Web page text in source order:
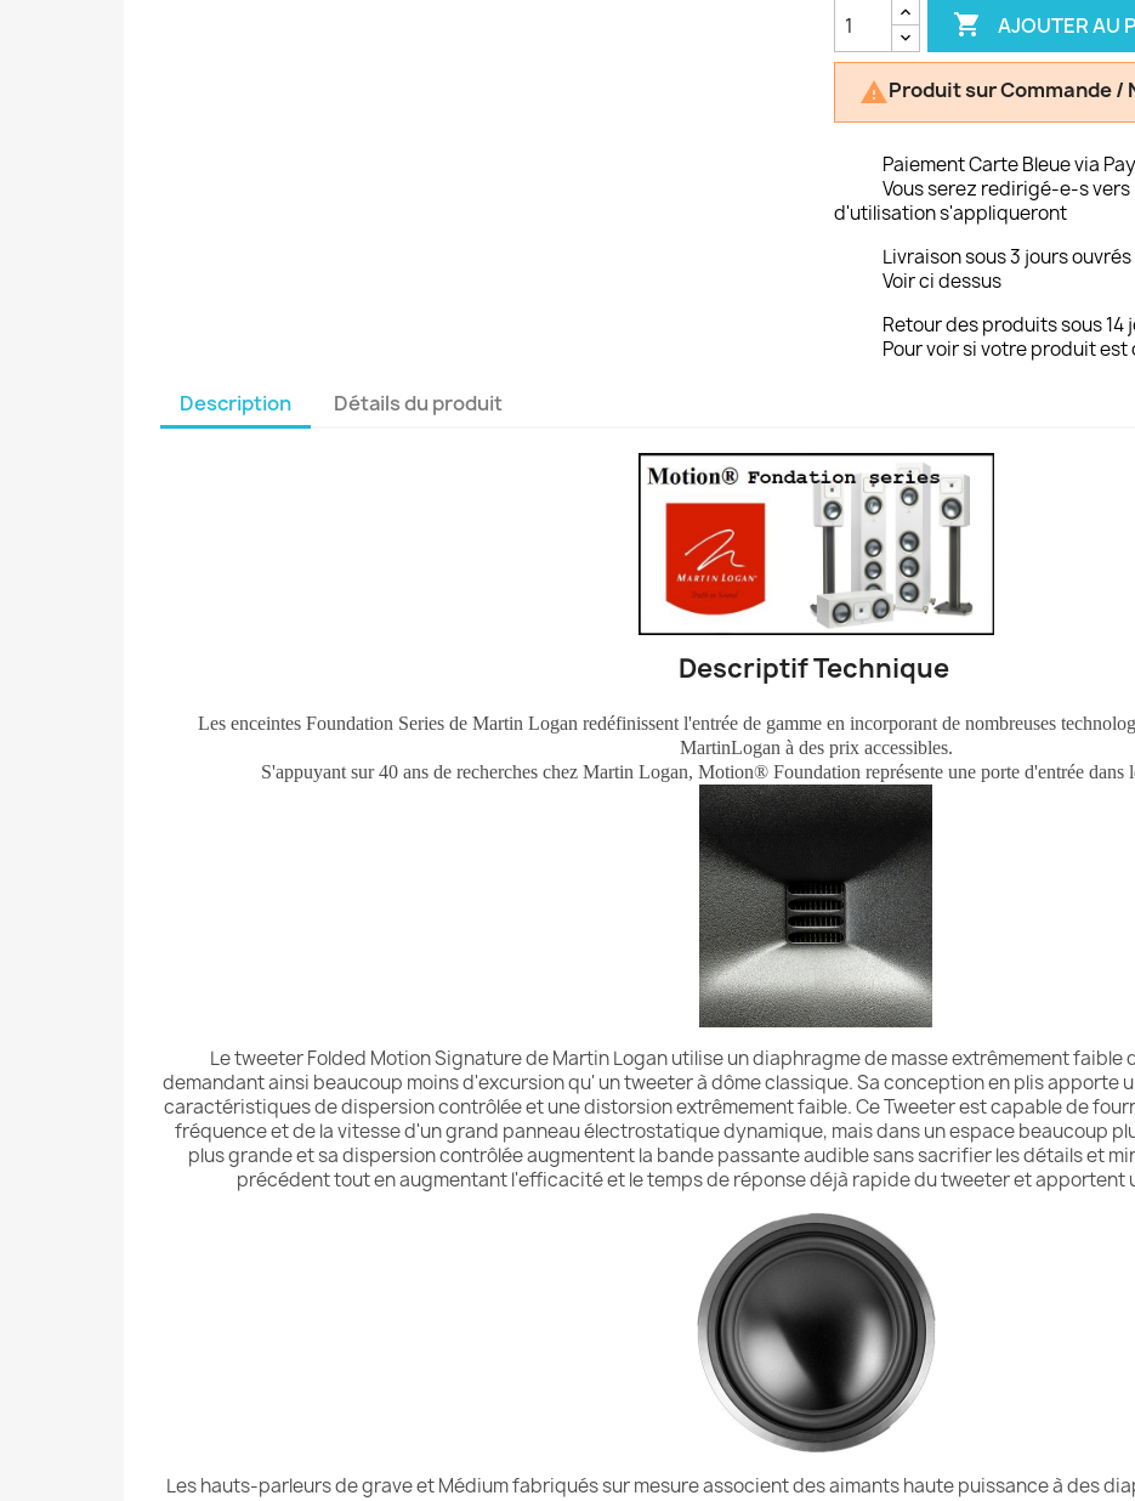
 AJOUTER AU
Produit sur Commande /
Paiement Carte Bleue via
Vous serez redirigé-e-s
d'utilisation s'appliqueront
Livraison sous 3 jours
Voir ci dessus
Retour des produits sous 14
Pour voir si votre produit
Description Détails du produit
Descriptif Technique
Les enceintes Foundation Series de Martin Logan redéfinissent l'entrée de gamme en incorporant de nombreuses
MartinLogan à des prix accessibles.
S'appuyant sur 40 ans de recherches chez Martin Logan, Motion® Foundation représente une porte d'entrée
Le tweeter Folded Motion Signature de Martin Logan utilise un diaphragme de masse extrêmement faible
demandant ainsi beaucoup moins d'excursion qu' un tweeter à dôme classique. Sa conception en plis apporte
caractéristiques de dispersion contrôlée et une distorsion extrêmement faible. Ce Tweeter est capable de
fréquence et de la vitesse d'un grand panneau électrostatique dynamique, mais dans un espace beaucoup
plus grande et sa dispersion contrôlée augmentent la bande passante audible sans sacrifier les détails et
précédent tout en augmentant l'efficacité et le temps de réponse déjà rapide du tweeter et apportent
Les hauts-parleurs de grave et Médium fabriqués sur mesure associent des aimants haute puissance à des